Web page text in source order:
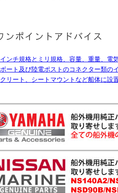
インチ規格とミリ規格、容量、重量、電
ボート及び陸電ポストのコネクター類の
クリート、シートマウントなど船体に設